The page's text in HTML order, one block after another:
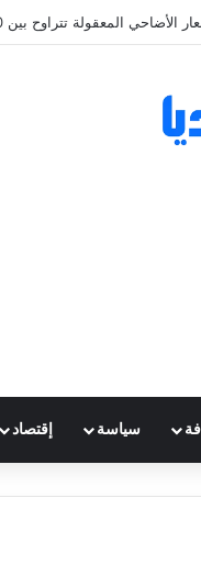
الأضاحي المعقولة تتراوح بين 1300 و1700 دينار
سياسة إقتصاد